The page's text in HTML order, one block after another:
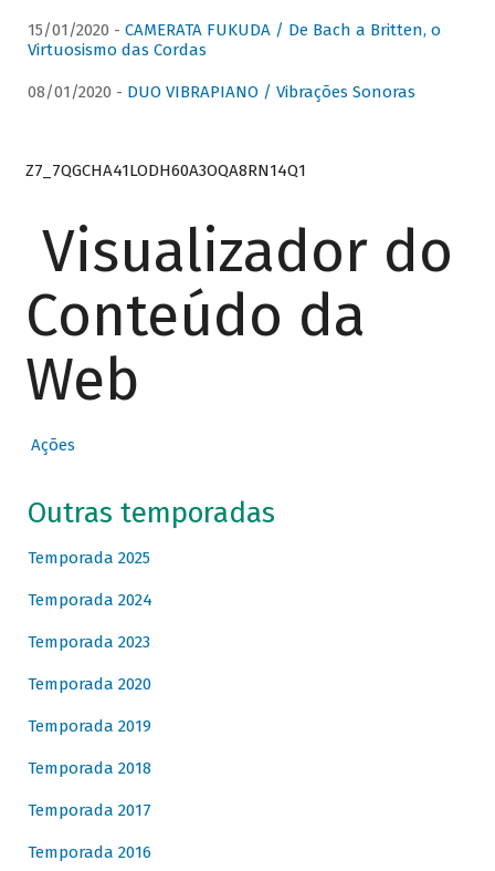
15/01/2020 - CAMERATA FUKUDA / De Bach a Britten, o
Virtuosismo das Cordas
08/01/2020 - DUO VIBRAPIANO / Vibrações Sonoras
Z7_7QGCHA41LODH60A3OQA8RN14Q1
Visualizador do
Conteúdo da
Web
Ações
Outras temporadas
Temporada 2025
Temporada 2024
Temporada 2023
Temporada 2020
Temporada 2019
Temporada 2018
Temporada 2017
Temporada 2016